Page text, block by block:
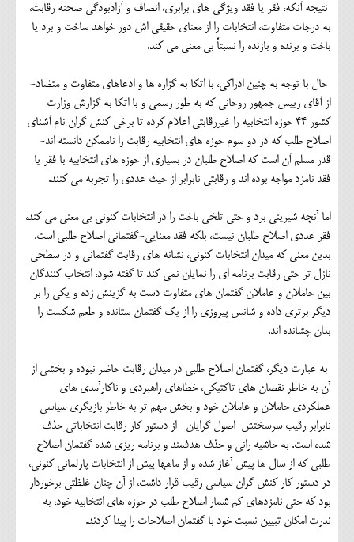
نتیجه آنکه، فقر یا فقد ویژگی های برابری، انصاف و آزادبودگی صحنه رقابت،
به درجات متفاوت، انتخابات را از معنای حقیقی اش دور خواهد ساخت و برد یا
باخت و برنده و بازنده را نسبتاً بی معنی می کند.
حال با توجه به چنین ادراکی، با اتکا به گزاره ها و ادعاهای متفاوت و متضاد-
از آقای رییس جمهور روحانی که به طور رسمی و با اتکا به گزارش وزارت
کشور 44 حوزه انتخابیه را غیررقابتی اعلام کرده تا برخی کنش گران نام آشنای
اصلاح طلب که در دو سوم حوزه های انتخابیه رقابت را ناممکن دانسته اند-
قدر مسلم آن است که اصلاح طلبان در بسیاری از حوزه های انتخابیه با فقر یا
فقد نامزد مواجه بوده اند و رقابتی نابرابر از حیث عددی را تجربه می کنند.
اما آنچه شیرینی برد و حتی تلخی باخت را در انتخابات کنونی بی معنی می کند،
فقر عددی اصلاح طلبان نیست، بلکه فقد معنایی-گفتمانی اصلاح طلبی است.
بدین معنی که میدان انتخابات کنونی، نشانه های رقابت گفتمانی و در سطحی
نازل تر حتی رقابت برنامه ای را نمایان نمی کند تا گفته شود، انتخاب کنندگان
بین حاملان و عاملان گفتمان های متفاوت دست به گزینش زده و یکی را بر
دیگر برتری داده و شانس پیروزی را از یک گفتمان ستانده و طعم شکست را
بدان چشانده اند.
به عبارت دیگر، گفتمان اصلاح طلبی در میدان رقابت حاضر نبوده و بخشی از
آن به خاطر نقصان های تاکتیکی، خطاهای راهبردی و ناکارآمدی های
عملکردی حاملان و عاملان خود و بخش مهم تر به خاطر بازیگری سیاسی
نابرابر رقیب سرسختش-اصول گرایان- از دستور کار رقابت انتخاباتی حذف
شده است. به حاشیه رانی و حذف هدفمند و برنامه ریزی شده گفتمان اصلاح
طلبی که از سال ها پیش آغاز شده و از ماهها پیش از انتخابات پارلمانی کنونی،
در دستور کار کنش گران سیاسی رقیب قرار داشت، از آن چنان غلظتی برخوردار
بود که حتی نامزدهای کم شمار اصلاح طلب در حوزه های انتخابیه خود، به
ندرت امکان تبیین نسبت خود با گفتمان اصلاحات را پیدا کردند.